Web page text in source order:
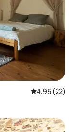
平均评分
4.95 (22)